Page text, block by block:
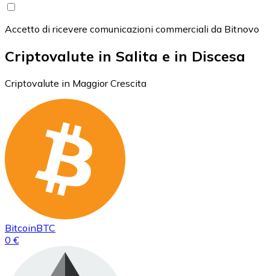
Accetto di ricevere comunicazioni commerciali da Bitnovo
Criptovalute in Salita e in Discesa
Criptovalute in Maggior Crescita
BitcoinBTC
0 €